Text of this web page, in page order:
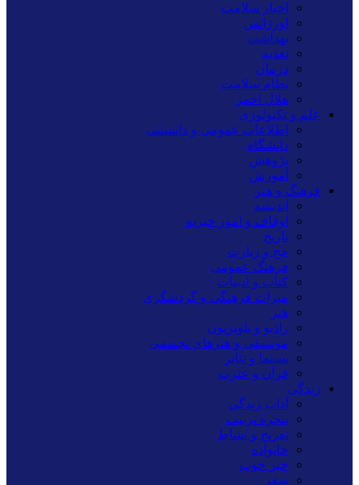
اخبار سلامت
اورژانس
بهداشت
تغدیه
درمان
نظام سلامت
هلال احمر
علم و تکنولوژی
اطلاعات عمومی و دانستنی
دانشگاه
پژوهش
آموزش
فرهنگ و هنر
اندیشه
اوقاف و امور خیریه
تاریخ
حج و زیارت
فرهنگ عمومی
کتاب و ادبیات
میراث فرهنگی و گردشگری
هنر
رادیو و تلویزیون
موسیقی و هنرهای تجسمی
سینما و تئاتر
قرآن و عترت
زندگی
آداب زندگی
پنجره تربیت
تفریح و نشاط
خانواده
خبر خوب
سفر